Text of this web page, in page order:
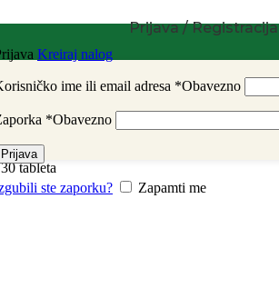
Prijava / Registracija
Kreiraj nalog
ime ili email adresa *Obavezno
*Obavezno
Prijava
ste zaporku? Zapamti me
tableta